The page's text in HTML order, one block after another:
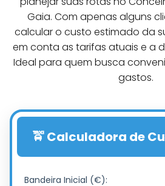
Gaia. Com apenas alguns
calcular o custo estimado da
em conta as tarifas atuais e a
Ideal para quem busca
gastos.
🚖 Calculadora de
Bandeira Inicial (€):